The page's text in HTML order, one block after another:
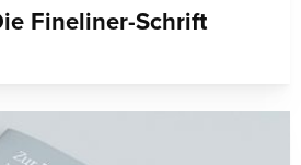
Fineliner-Schrift